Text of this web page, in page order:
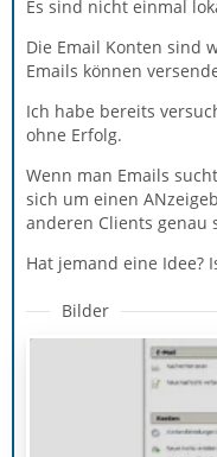
Es sind nicht einmal
Die Email Konten sind
Emails können
Ich habe bereits
ohne Erfolg.
Wenn man Emails
sich um einen
anderen Clients genau
Hat jemand eine Idee?
Bilder